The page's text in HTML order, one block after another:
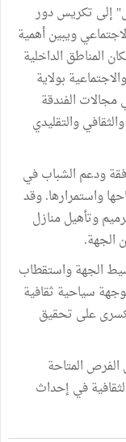
إلى تكريس دور
ويبين أهمية
الداخلية
بولاية
مجالات الفندقة
والتقليدي
ودعم الشباب في
واستمرارها. وقد
وتأهيل منازل
الجهة.
الجهة واستقطاب
سياحية ثقافية
على تحقيق
المتاحة
في إحداث